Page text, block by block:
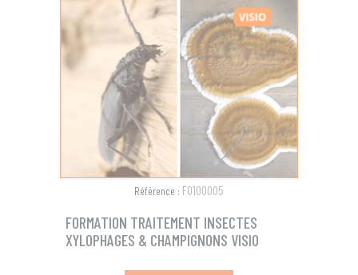
Référence : F0100005
FORMATION TRAITEMENT INSECTES
XYLOPHAGES & CHAMPIGNONS VISIO